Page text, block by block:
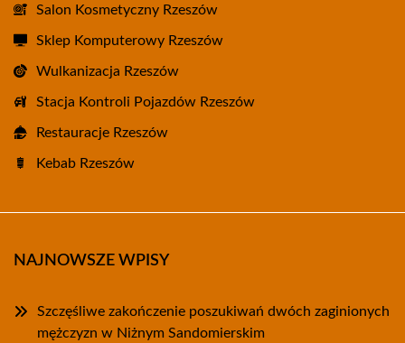
Salon Kosmetyczny Rzeszów
Sklep Komputerowy Rzeszów
Wulkanizacja Rzeszów
Stacja Kontroli Pojazdów Rzeszów
Restauracje Rzeszów
Kebab Rzeszów
NAJNOWSZE WPISY
Szczęśliwe zakończenie poszukiwań dwóch zaginionych
mężczyzn w Niżnym Sandomierskim